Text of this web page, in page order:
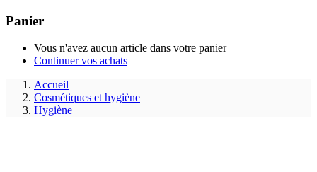
Panier
Vous n'avez aucun article dans votre panier
Continuer vos achats
Accueil
Cosmétiques et hygiène
Hygiène